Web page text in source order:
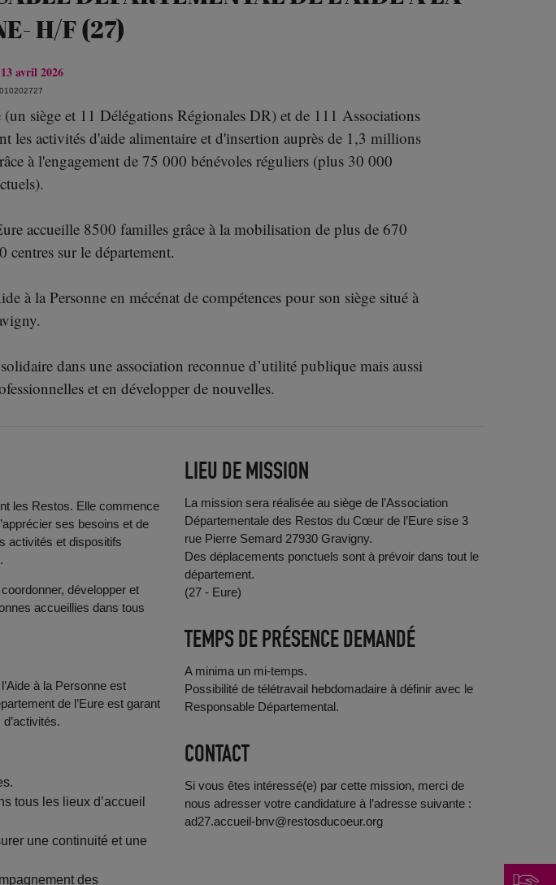
H/F (27)
avril 2026
siège et 11 Délégations Régionales DR) et de 111 Associations
activités d'aide alimentaire et d'insertion auprès de 1,3 millions
à l'engagement de 75 000 bénévoles réguliers (plus 30 000
accueille 8500 familles grâce à la mobilisation de plus de 670
centres sur le département.
à la Personne en mécénat de compétences pour son siège situé à
dans une association reconnue d’utilité publique mais aussi
et en développer de nouvelles.
les Restos. Elle commence
ses besoins et de
activités et dispositifs
développer et
accueillies dans tous
à la Personne est
de l’Eure est garant
tous les lieux d’accueil
une continuité et une
des
LIEU DE MISSION
La mission sera réalisée au siège de l’Association
Départementale des Restos du Cœur de l’Eure sise 3
rue Pierre Semard 27930 Gravigny.
Des déplacements ponctuels sont à prévoir dans tout le
département.
(27 - Eure)
TEMPS DE PRÉSENCE DEMANDÉ
A minima un mi-temps.
Possibilité de télétravail hebdomadaire à définir avec le
Responsable Départemental.
CONTACT
Si vous êtes intéressé(e) par cette mission, merci de
nous adresser votre candidature à l’adresse suivante :
ad27.accueil-bnv@restosducoeur.org